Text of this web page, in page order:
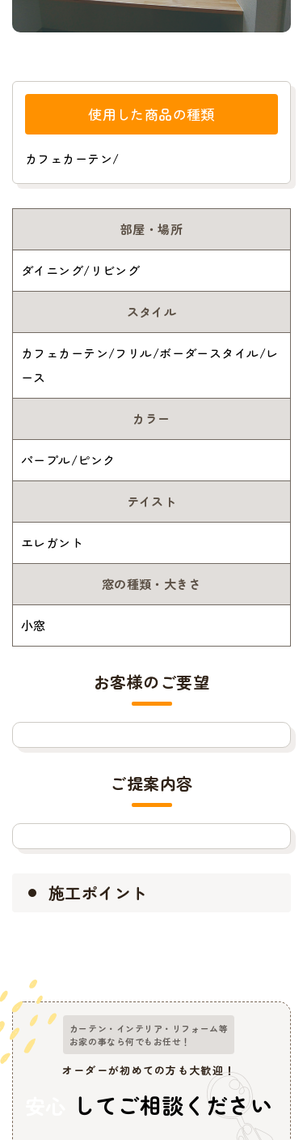
使用した商品の種類
カフェカーテン/
部屋・場所
ダイニング/リビング
スタイル
カフェカーテン/フリル/ボーダースタイル/レ
ース
カラー
パープル/ピンク
テイスト
エレガント
窓の種類・大きさ
小窓
お客様のご要望
ご提案内容
施工ポイント
カーテン・インテリア・リフォーム等
お家の事なら何でもお任せ！
オーダーが初めての方も大歓迎！
してご相談ください